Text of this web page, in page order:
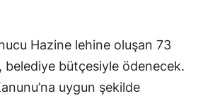
Hazine lehine oluşan 73
belediye bütçesiyle ödenecek.
uygun şekilde